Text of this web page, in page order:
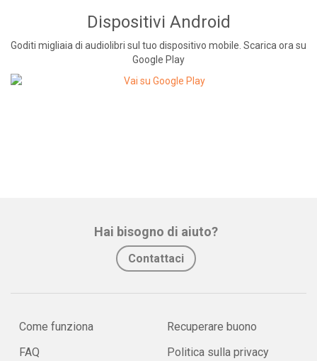
Dispositivi Android
Goditi migliaia di audiolibri sul tuo dispositivo mobile. Scarica ora su
Google Play
Hai bisogno di aiuto?
Contattaci
Come funziona
FAQ
Recuperare buono
Politica sulla privacy